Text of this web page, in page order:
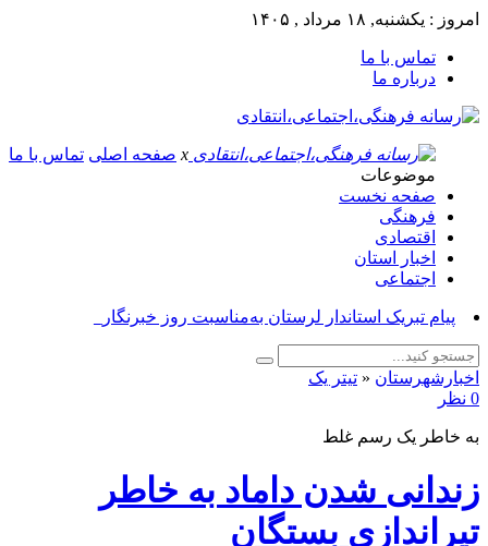
امروز : یکشنبه, ۱۸ مرداد , ۱۴۰۵
تماس با ما
درباره ما
x صفحه اصلی تماس با ما
موضوعات
صفحه نخست
فرهنگی
اقتصادی
اخبار استان
اجتماعی
پیام تبریک استاندار لرستان به‌مناسبت روز خبرنگار_
اخبارشهرستان « تیتر یک
0 نظر
به خاطر یک رسم غلط
زندانی شدن داماد به خاطر
تیراندازی بستگان